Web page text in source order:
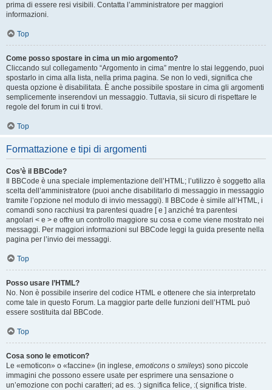
prima di essere resi visibili. Contatta l’amministratore per maggiori
informazioni.
Top
Come posso spostare in cima un mio argomento?
Cliccando sul collegamento “Argomento in cima” mentre lo stai leggendo, puoi
spostarlo in cima alla lista, nella prima pagina. Se non lo vedi, significa che
questa opzione è disabilitata. È anche possibile spostare in cima gli argomenti
semplicemente inserendovi un messaggio. Tuttavia, sii sicuro di rispettare le
regole del forum in cui ti trovi.
Top
Formattazione e tipi di argomenti
Cos’è il BBCode?
Il BBCode è una speciale implementazione dell’HTML; l’utilizzo è soggetto alla
scelta dell’amministratore (puoi anche disabilitarlo di messaggio in messaggio
tramite l’opzione nel modulo di invio messaggi). Il BBCode è simile all’HTML, i
comandi sono racchiusi tra parentesi quadre [ e ] anziché tra parentesi
angolari < e > e offre un controllo maggiore su cosa e come viene mostrato nei
messaggi. Per maggiori informazioni sul BBCode leggi la guida presente nella
pagina per l’invio dei messaggi.
Top
Posso usare l’HTML?
No. Non è possibile inserire del codice HTML e ottenere che sia interpretato
come tale in questo Forum. La maggior parte delle funzioni dell’HTML può
essere sostituita dal BBCode.
Top
Cosa sono le emoticon?
Le «emoticon» o «faccine» (in inglese, emoticons o smileys) sono piccole
immagini che possono essere usate per esprimere una sensazione o
un’emozione con pochi caratteri; ad es. :) significa felice, :( significa triste.